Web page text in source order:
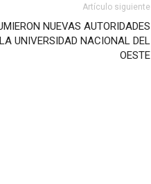
Artículo siguiente
NUEVAS AUTORIDADES
UNIVERSIDAD NACIONAL DEL
OESTE